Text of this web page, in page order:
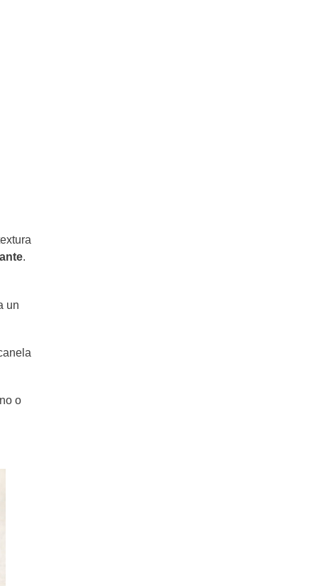
.
un
o